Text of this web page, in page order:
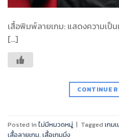
เสื้อพิมพ์ลายเกม: แสดงความเป็
[…]
CONTINUE
Posted in ไม่มีหมวดหมู่ | Tagged เกม
เสื้อลายเกม, เสื้อเกมมิ่ง